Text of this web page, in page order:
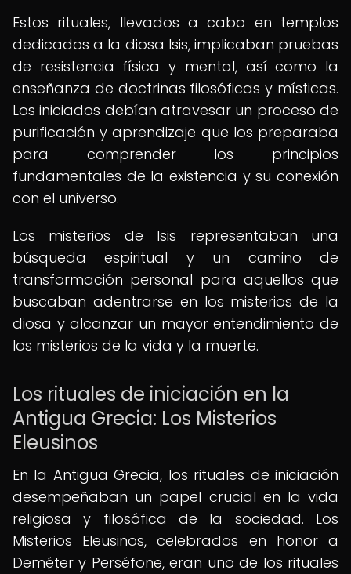
Estos rituales, llevados a cabo en templos
dedicados a la diosa Isis, implicaban pruebas
de resistencia física y mental, así como la
enseñanza de doctrinas filosóficas y místicas.
Los iniciados debían atravesar un proceso de
purificación y aprendizaje que los preparaba
para comprender los principios
fundamentales de la existencia y su conexión
con el universo.
Los misterios de Isis representaban una
búsqueda espiritual y un camino de
transformación personal para aquellos que
buscaban adentrarse en los misterios de la
diosa y alcanzar un mayor entendimiento de
los misterios de la vida y la muerte.
Los rituales de iniciación en la
Antigua Grecia: Los Misterios
Eleusinos
En la Antigua Grecia, los rituales de iniciación
desempeñaban un papel crucial en la vida
religiosa y filosófica de la sociedad. Los
Misterios Eleusinos, celebrados en honor a
Deméter y Perséfone, eran uno de los rituales